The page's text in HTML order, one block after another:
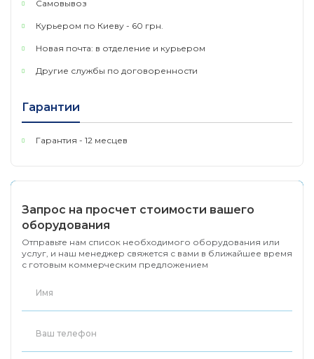
Размер ( Ш х Д х В )
потребление
3,9 Вт
Максимальная
теплоотдача
13.299 БТУ/ч
Скорость
Таблица MAC
4K
Память буфера
1,5 МБ
Jumbo Frame 16 Кб
Самовывоз
Курьером по Киеву - 60 грн.
Новая почта: в отделение и курьером
Другие службы по договоренности
Гарантии
Гарантия - 12 месцев
Запрос на просчет стоимости вашего
оборудования
Отправьте нам список необходимого оборудования или
услуг, и наш менеджер свяжется с вами в ближайшее время
с готовым коммерческим предложением